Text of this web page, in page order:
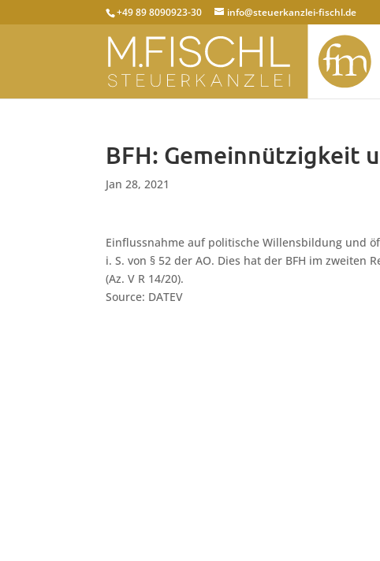
+49 89 8090923-30 info@steuerkanzlei-fischl.de
BFH: Gemeinnützigkeit
Jan 28, 2021
Einflussnahme auf politische Willensbildung und
i. S. von § 52 der AO. Dies hat der BFH im zweiten
(Az. V R 14/20).
Source: DATEV